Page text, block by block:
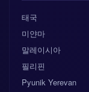
태국
미얀마
말레이시아
필리핀
Pyunik Yerevan